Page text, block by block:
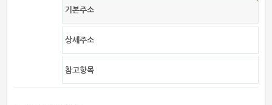
기본주소
상세주소
참고항목